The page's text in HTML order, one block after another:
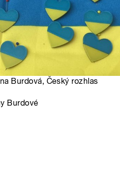
Burdová, Český rozhlas
Burdové